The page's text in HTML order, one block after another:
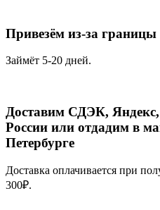
Привезём из-за границы
Займёт 5-20 дней.
Доставим СДЭК,
России или отдадим в
Петербурге
Доставка оплачивается при
300₽.